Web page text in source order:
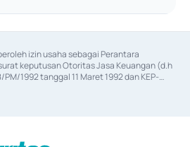
izin usaha sebagai Perantara
keputusan Otoritas Jasa Keuangan (d.h
1992 tanggal 11 Maret 1992 dan KEP-
2014, izin usaha sebagai Penjamin Emisi
Otoritas Jasa Keuangan Nomor KEP-
Jasa Keuangan Nomor S-